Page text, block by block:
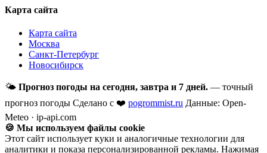
Карта сайта
Карта сайта
Москва
Санкт-Петербург
Новосибирск
🌤 Прогноз погоды на сегодня, завтра и 7 дней. — точный
прогноз погоды Сделано с ❤️ pogrommist.ru Данные: Open-
Meteo · ip-api.com
🍪 Мы используем файлы cookie
Этот сайт использует куки и аналогичные технологии для
аналитики и показа персонализированной рекламы. Нажимая